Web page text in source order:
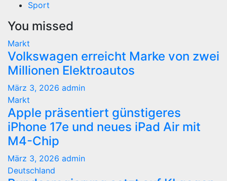
Sport
You missed
Markt
Volkswagen erreicht Marke von zwei
Millionen Elektroautos
März 3, 2026 admin
Markt
Apple präsentiert günstigeres
iPhone 17e und neues iPad Air mit
M4-Chip
März 3, 2026 admin
Deutschland